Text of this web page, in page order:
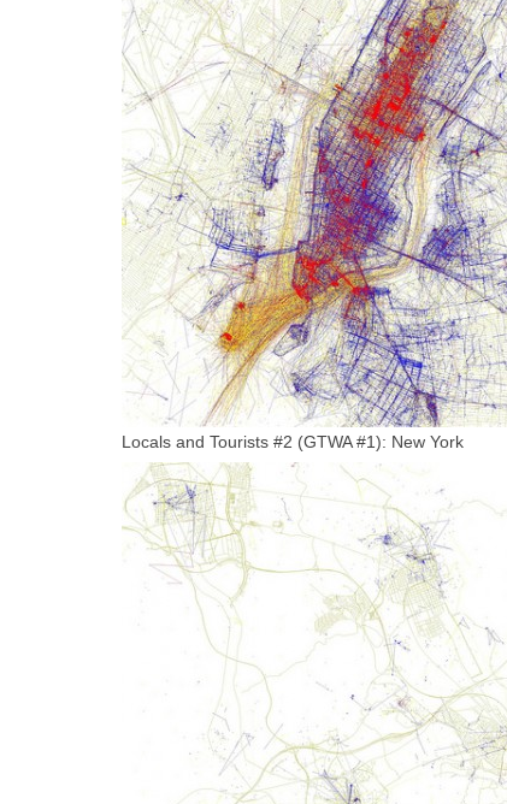
Locals and Tourists #2 (GTWA #1): New York